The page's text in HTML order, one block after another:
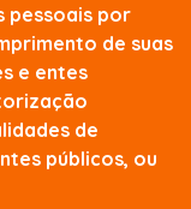
pessoais por
de suas
e entes
de
públicos, ou